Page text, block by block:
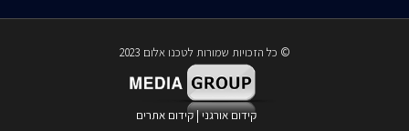
© כל הזכויות שמורות לטכנו אלום 2023
קידום אורגני|קידום אתרים